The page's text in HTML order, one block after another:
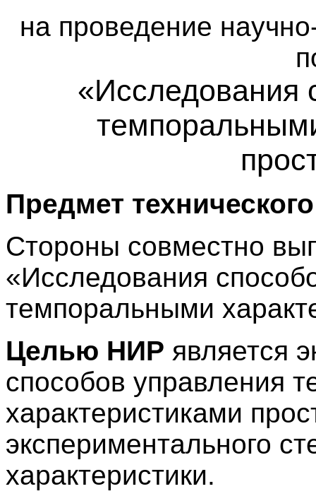
на проведение
«Исследования
Предмет
Стороны совместно
«Исследования
темпоральными
Целью НИР является
способов управления
характеристиками
экспериментального
характеристики.